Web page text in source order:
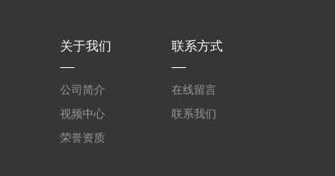
关于我们
公司简介
视频中心
荣誉资质
联系方式
在线留言
联系我们